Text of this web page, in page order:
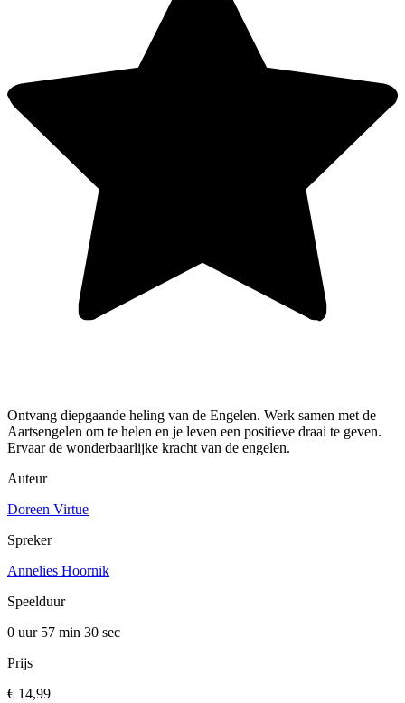
Ontvang diepgaande heling van de Engelen. Werk samen met de
Aartsengelen om te helen en je leven een positieve draai te geven.
Ervaar de wonderbaarlijke kracht van de engelen.
Auteur
Doreen Virtue
Spreker
Annelies Hoornik
Speelduur
0 uur 57 min 30 sec
Prijs
€ 14,99